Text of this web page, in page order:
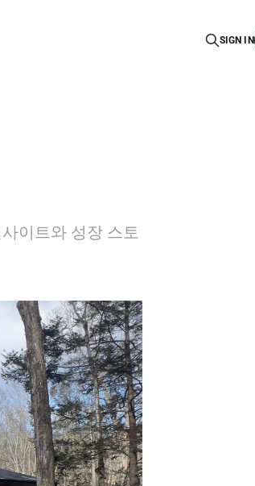
SIGN IN
이트와 성장 스토